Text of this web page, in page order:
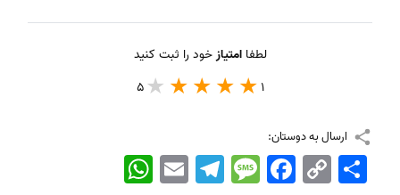
لطفاامتیازخود را ثبت کنید
1
5
ارسال به دوستان:
WhatsApp EmailTelegramMessageFacebook Copy
Link
اشتراک